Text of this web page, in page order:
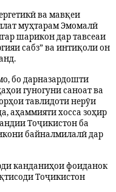
ва мавқеи
муҳтарам Эмомалӣ
шарикон дар тавсеаи
сабз” ва интиқоли он
бо дарназардошти
гуногуни саноат ва
тавлидоти нерӯи
аҳаммияти хосса зоҳир
Тоҷикистон ба
байналмилалӣ дар
канданиҳои фоиданок
Тоҷикистон